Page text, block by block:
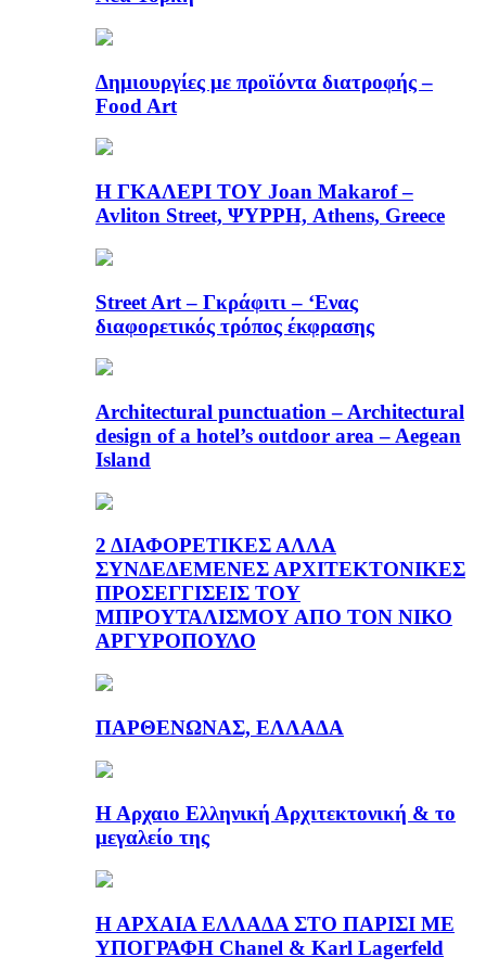
Δημιουργίες με προϊόντα διατροφής –
Food Art
Η ΓΚΑΛΕΡΙ ΤΟΥ Joan Makarof –
Avliton Street, ΨΥΡΡΗ, Athens, Greece
Street Art – Γκράφιτι – ‘Ενας
διαφορετικός τρόπος έκφρασης
Architectural punctuation – Architectural
design of a hotel’s outdoor area – Aegean
Island
2 ΔΙΑΦΟΡΕΤΙΚΕΣ ΑΛΛΑ
ΣΥΝΔΕΔΕΜΕΝΕΣ ΑΡΧΙΤΕΚΤΟΝΙΚΕΣ
ΠΡΟΣΕΓΓΙΣΕΙΣ ΤΟΥ
ΜΠΡΟΥΤΑΛΙΣΜΟΥ ΑΠΟ ΤΟΝ ΝΙΚΟ
ΑΡΓΥΡΟΠΟΥΛΟ
ΠΑΡΘΕΝΩΝΑΣ, ΕΛΛΑΔΑ
Η Αρχαιο Ελληνική Αρχιτεκτονική & το
μεγαλείο της
Η ΑΡΧΑΙΑ ΕΛΛΑΔΑ ΣΤΟ ΠΑΡΙΣΙ ΜΕ
ΥΠΟΓΡΑΦΗ Chanel & Karl Lagerfeld